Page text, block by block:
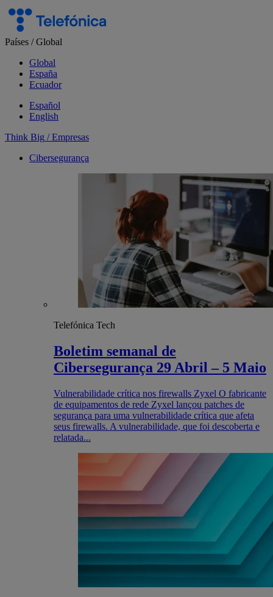
Salta
contenido
Países /Global
Global
España
Ecuador
Español
English
Think Big / Empresas
Cibersegurança
Telefónica Tech
Boletim semanal de
Cibersegurança 29 Abril – 5 Maio
Vulnerabilidade crítica nos firewalls Zyxel O fabricante
de equipamentos de rede Zyxel lançou patches de
segurança para uma vulnerabilidade crítica que afeta
seus firewalls. A vulnerabilidade, que foi descoberta e
relatada...